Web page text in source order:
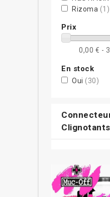
Rizoma (1)
Prix
0,00 € -
En stock
Oui (30)
Clignotants